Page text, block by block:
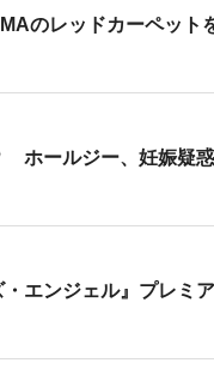
のレッドカーペット
ホールジー、妊娠疑
・エンジェル』プレ